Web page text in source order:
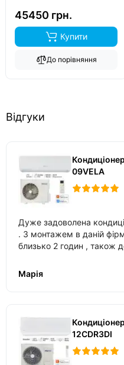
45450 грн.
Купити
До порівняння
Відгуки
09VELA
Дуже задоволена
. З монтажем в даній фірмі , встановлення зайняло
близько 2 годин , також допомогли налаштувати
Марія
12CDR3DI